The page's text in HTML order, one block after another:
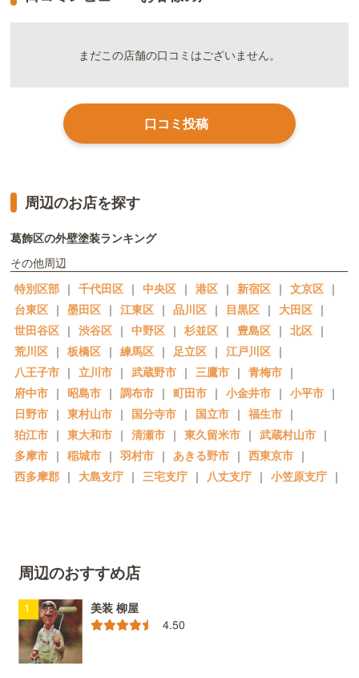
まだこの店舗の口コミはございません。
口コミ投稿
周辺のお店を探す
葛飾区の外壁塗装ランキング
その他周辺
特別区部 ｜ 千代田区 ｜ 中央区 ｜ 港区 ｜ 新宿区 ｜ 文京区 ｜
台東区 ｜ 墨田区 ｜ 江東区 ｜ 品川区 ｜ 目黒区 ｜ 大田区 ｜
世田谷区 ｜ 渋谷区 ｜ 中野区 ｜ 杉並区 ｜ 豊島区 ｜ 北区 ｜
荒川区 ｜ 板橋区 ｜ 練馬区 ｜ 足立区 ｜ 江戸川区 ｜
八王子市 ｜ 立川市 ｜ 武蔵野市 ｜ 三鷹市 ｜ 青梅市 ｜
府中市 ｜ 昭島市 ｜ 調布市 ｜ 町田市 ｜ 小金井市 ｜ 小平市 ｜
日野市 ｜ 東村山市 ｜ 国分寺市 ｜ 国立市 ｜ 福生市 ｜
狛江市 ｜ 東大和市 ｜ 清瀬市 ｜ 東久留米市 ｜ 武蔵村山市 ｜
多摩市 ｜ 稲城市 ｜ 羽村市 ｜ あきる野市 ｜ 西東京市 ｜
西多摩郡 ｜ 大島支庁 ｜ 三宅支庁 ｜ 八丈支庁 ｜ 小笠原支庁 ｜
周辺のおすすめ店
美装 柳屋
4.50